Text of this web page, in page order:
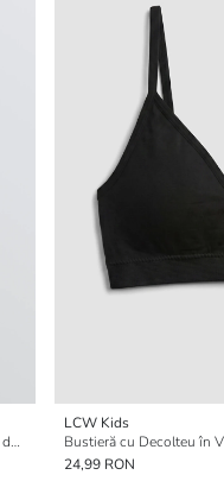
Bustieră cu bretele pentru fete cu imprimeu Stitch, set de 2
LCW Kids
Bustieră cu Decolteu în
24,99 RON